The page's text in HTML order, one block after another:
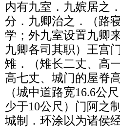
内有九室．九嫔居之
分．九卿治之．（路
学；外九室设置九卿
九卿各司其职）王宫
雉．（雉长二丈、高
高七丈、城门的屋脊
（城中道路宽16.6公
少于10公尺）门阿之
城制．环涂以为诸侯